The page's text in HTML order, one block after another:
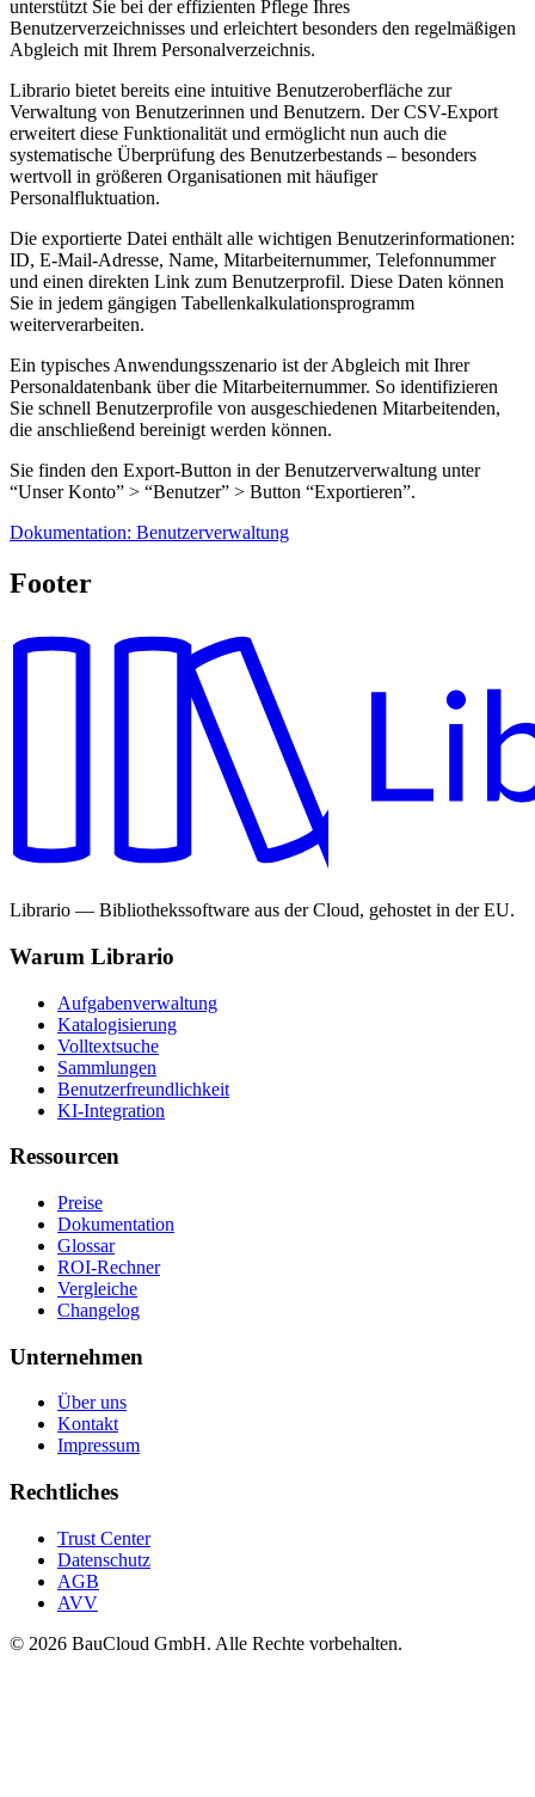
unterstützt Sie bei der effizienten Pflege Ihres
Benutzerverzeichnisses und erleichtert besonders den regelmäßigen
Abgleich mit Ihrem Personalverzeichnis.
Librario bietet bereits eine intuitive Benutzeroberfläche zur
Verwaltung von Benutzerinnen und Benutzern. Der CSV-Export
erweitert diese Funktionalität und ermöglicht nun auch die
systematische Überprüfung des Benutzerbestands – besonders
wertvoll in größeren Organisationen mit häufiger
Personalfluktuation.
Die exportierte Datei enthält alle wichtigen Benutzerinformationen:
ID, E-Mail-Adresse, Name, Mitarbeiternummer, Telefonnummer
und einen direkten Link zum Benutzerprofil. Diese Daten können
Sie in jedem gängigen Tabellenkalkulationsprogramm
weiterverarbeiten.
Ein typisches Anwendungsszenario ist der Abgleich mit Ihrer
Personaldatenbank über die Mitarbeiternummer. So identifizieren
Sie schnell Benutzerprofile von ausgeschiedenen Mitarbeitenden,
die anschließend bereinigt werden können.
Sie finden den Export-Button in der Benutzerverwaltung unter
“Unser Konto” > “Benutzer” > Button “Exportieren”.
Dokumentation: Benutzerverwaltung
Footer
Librario — Bibliothekssoftware aus der Cloud, gehostet in der EU.
Warum Librario
Aufgabenverwaltung
Katalogisierung
Volltextsuche
Sammlungen
Benutzerfreundlichkeit
KI-Integration
Ressourcen
Preise
Dokumentation
Glossar
ROI-Rechner
Vergleiche
Changelog
Unternehmen
Über uns
Kontakt
Impressum
Rechtliches
Trust Center
Datenschutz
AGB
AVV
© 2026 BauCloud GmbH. Alle Rechte vorbehalten.